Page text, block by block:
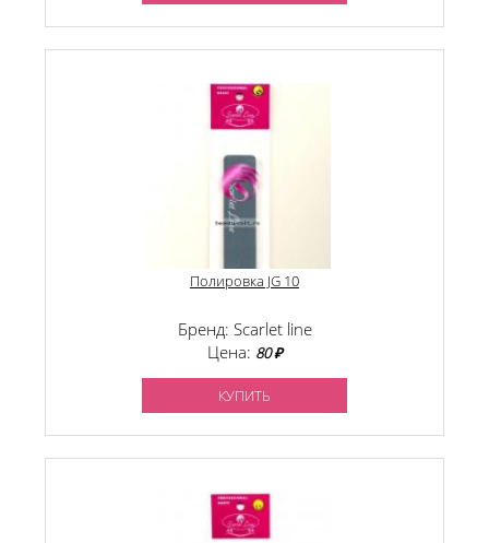
Полировка JG 10
Бренд: Scarlet line
Цена: 80 ₽
КУПИТЬ